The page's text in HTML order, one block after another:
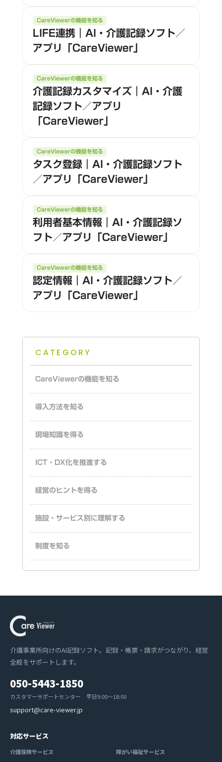
CareViewerの機能を知る
LIFE連携｜AI・介護記録ソフト／
アプリ「CareViewer」
CareViewerの機能を知る
介護記録カスタマイズ｜AI・介護
記録ソフト／アプリ
「CareViewer」
CareViewerの機能を知る
タスク登録｜AI・介護記録ソフト
／アプリ「CareViewer」
CareViewerの機能を知る
利用者基本情報｜AI・介護記録ソ
フト／アプリ「CareViewer」
CareViewerの機能を知る
認定情報｜AI・介護記録ソフト／
アプリ「CareViewer」
CATEGORY
CareViewerの機能を知る
導入方法を知る
現場知識を得る
ICT・DX化を推進する
経営のヒントを得る
施設・サービス別に理解する
制度を知る
介護事業所向けのAI記録ソフト。記録・帳票・請求がつながり、経営
全般をサポートします。
050-5443-1850
カスタマーサポートセンター 平日9:00〜18:00
support@care-viewer.jp
対応サービス
介護保険サービス 障がい福祉サービス